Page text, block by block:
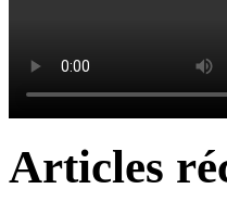
Articles